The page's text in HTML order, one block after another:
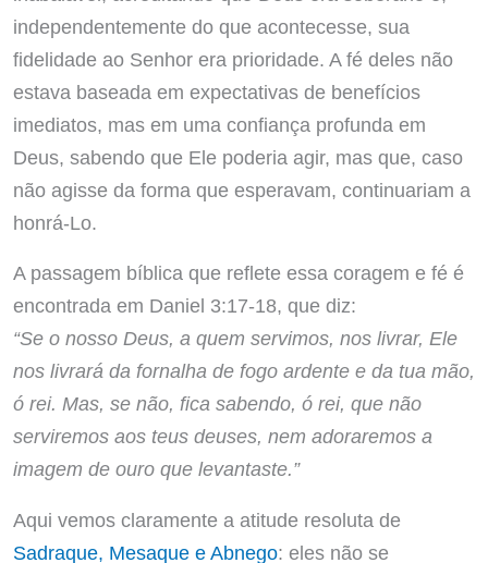
independentemente do que acontecesse, sua
fidelidade ao Senhor era prioridade. A fé deles não
estava baseada em expectativas de benefícios
imediatos, mas em uma confiança profunda em
Deus, sabendo que Ele poderia agir, mas que, caso
não agisse da forma que esperavam, continuariam a
honrá-Lo.
A passagem bíblica que reflete essa coragem e fé é
encontrada em Daniel 3:17-18, que diz:
“Se o nosso Deus, a quem servimos, nos livrar, Ele
nos livrará da fornalha de fogo ardente e da tua mão,
ó rei. Mas, se não, fica sabendo, ó rei, que não
serviremos aos teus deuses, nem adoraremos a
imagem de ouro que levantaste.”
Aqui vemos claramente a atitude resoluta de
Sadraque, Mesaque e Abnego: eles não se